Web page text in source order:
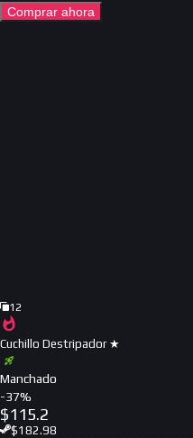
Comprar ahora
12
Cuchillo Destripador ★
Manchado
-37%
$115.2
$182.98